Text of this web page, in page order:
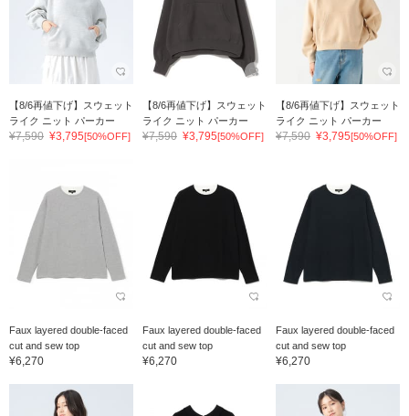
【8/6再値下げ】スウェット
ライク ニット パーカー
¥7,590 ¥3,795[50%OFF]
【8/6再値下げ】スウェット
ライク ニット パーカー
¥7,590 ¥3,795[50%OFF]
【8/6再値下げ】スウェット
ライク ニット パーカー
¥7,590 ¥3,795[50%OFF]
Faux layered double-faced
cut and sew top
¥6,270
Faux layered double-faced
cut and sew top
¥6,270
Faux layered double-faced
cut and sew top
¥6,270